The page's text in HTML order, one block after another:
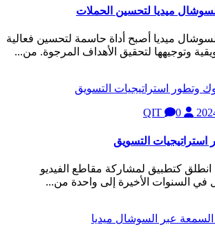
ميديا لتحسين الحملات
ميديا أصبح أداة حاسمة لتحسين فعالية
وتوجيهها لتحقيق الأهداف المرجوة. من...
0
استراتيجيات التسويق
انطلق كتطبيق لمشاركة مقاطع الفيديو
في السنوات الأخيرة إلى واحدة من...